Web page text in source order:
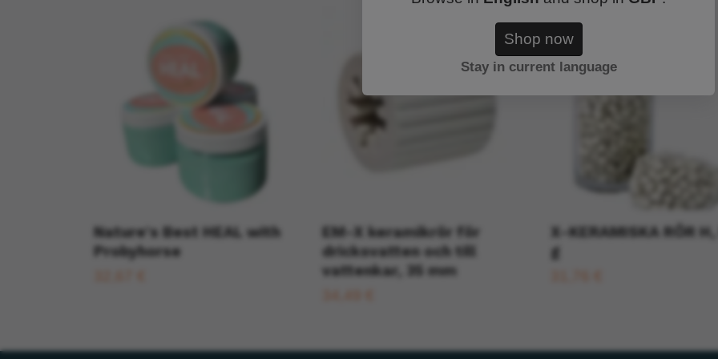
Nature's Best HEAL with
Probyhorse
EM-X keramikrör för
dricksvatten och till
vattenkar, 35 mm
X-KERAMISKA RÖR
g
Shop now
Stay in current language